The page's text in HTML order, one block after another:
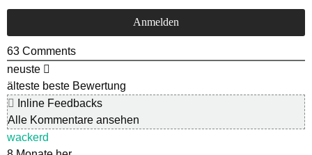
63 Comments
neuste
älteste beste Bewertung
Inline Feedbacks
Alle Kommentare ansehen
wackerd